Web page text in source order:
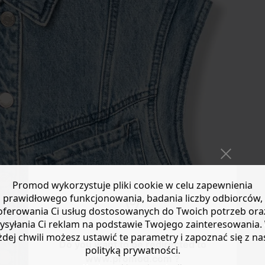
Do you want to be redirected to
www.promod.com ?
Promod wykorzystuje pliki cookie w celu zapewnienia
prawidłowego funkcjonowania, badania liczby odbiorców,
Ci usług dostosowanych do Twoich potrzeb
Ci reklam na podstawie Twojego zainteresowania.
chwili możesz ustawić te parametry i zapoznać się z
polityką prywatności.